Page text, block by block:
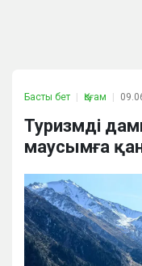
Басты бет Қоғам
Туризмді
маусымға